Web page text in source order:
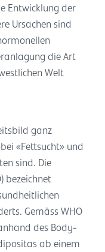
Entwicklung der
Ursachen sind
die Art
Welt
ganz
«Fettsucht» und
sind. Die
bezeichnet
Gemäss WHO
des Body-
ab einem